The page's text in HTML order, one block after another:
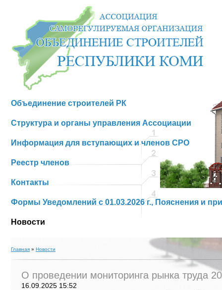
Объединение строителей РК
Структура и органы управления Ассоциации
Информация для вступающих и членов СРО
Реестр членов
Контакты
Формы Уведомлений с 01.03.2026 г., Пояснения и
Новости
Главная » Новости
О проведении мониторинга рынка труда
16.09.2025 15:52